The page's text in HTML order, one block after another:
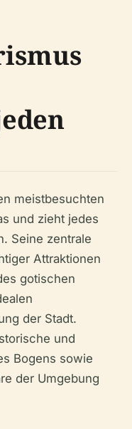
meistbesuchten
und zieht jedes
Seine zentrale
Attraktionen
gotischen
der Stadt.
und
Bogens sowie
der Umgebung